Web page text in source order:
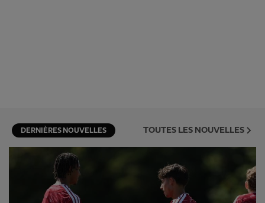
DERNIÈRES NOUVELLES TOUTES LES NOUVELLES